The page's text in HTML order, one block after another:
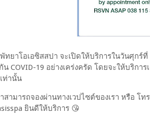
าโอเอซิสสปา จะเปิดให้บริการในวันศุกร์ที่
น COVID-19 อย่างเคร่งครัด โดยจะให้บริก
ท่านั้น
สามารถจองผ่านทางเวปไซต์ของเรา หรือ โ
ยินดีให้บริการ 😘